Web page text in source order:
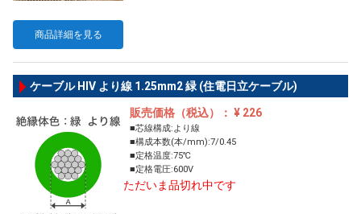
商品詳細を見る
ケーブル HIV より線 1.25mm2 緑 (住電日立ケーブル)
販売価格（税込）： ¥ 226
■芯線構成:より線
■構成本数(本/mm):7/0.45
■定格温度:75℃
■定格電圧:600V
ただいま品切れ中です